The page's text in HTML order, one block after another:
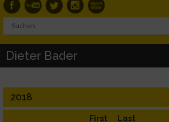
Dieter Bader
2018
First
Last